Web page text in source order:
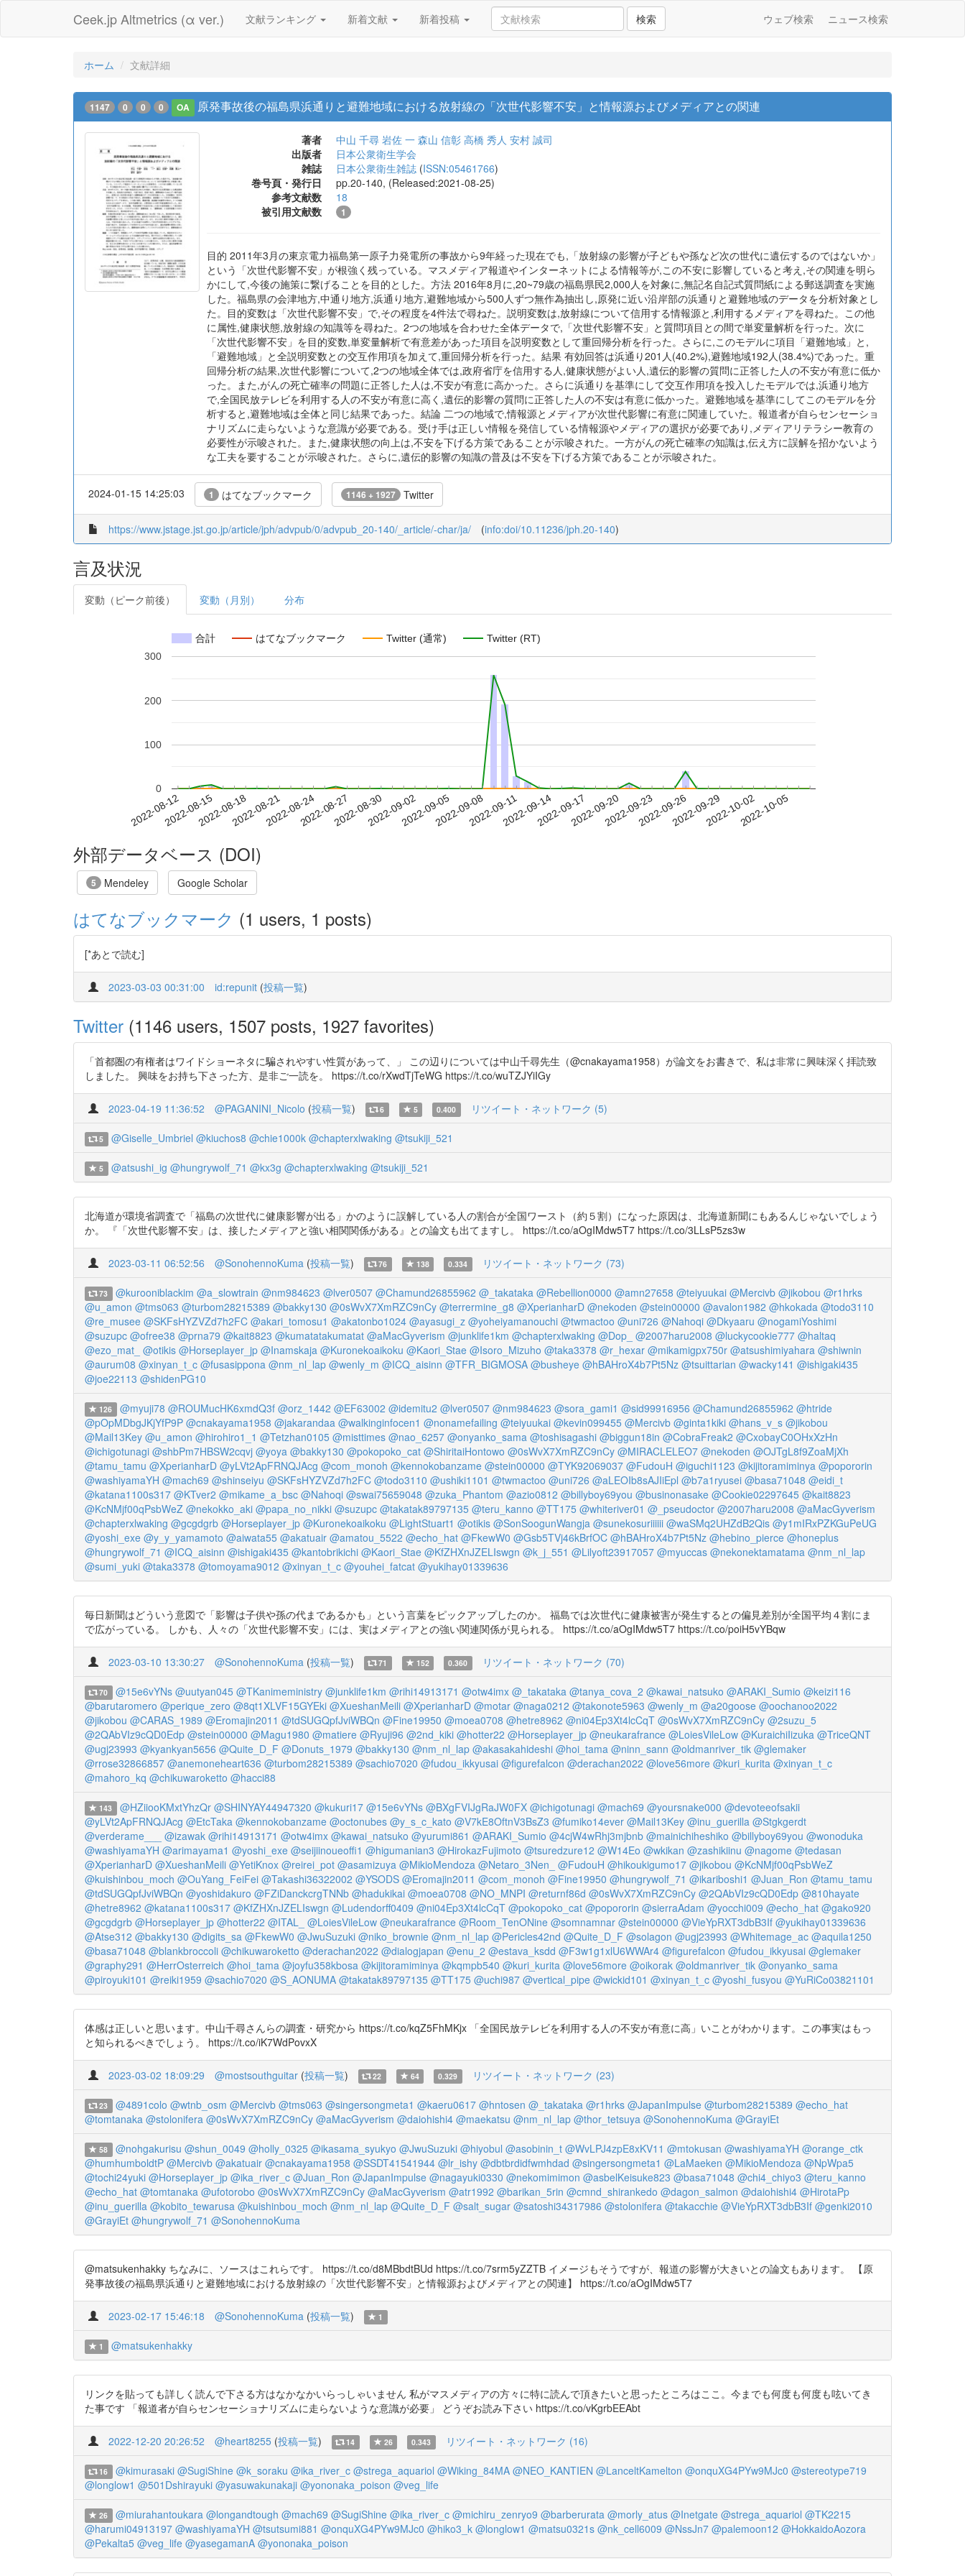
Ceek.jp Altmetrics (α ver.) 文献ランキング 新着文献 新着投稿 検索 ウェブ検索 ニュース検索
ホーム 文献詳細
1147 0 0 0 OA 原発事故後の福島県浜通りと避難地域における放射線の「次世代影響不安」と情報源およびメディアとの関連
著者 中山 千尋 岩佐 一 森山 信彰 高橋 秀人 安村 誠司
出版者
日本公衆衛生学会
雑誌
日本公衆衛生雑誌 (ISSN:05461766)
巻号頁・発行日
pp.20-140, (Released:2021-08-25)
参考文献数
18
被引用文献数
1
目的 2011年3月の東京電力福島第一原子力発電所の事故から9年経った現在でも,「放射線の影響が子どもや孫など次の世代に遺伝するのではないか」
という「次世代影響不安」が根強く残っている。マスメディア報道やインターネットによる情報等が,この不安に影響していると考え,その関連を明ら
かにして,今後の施策に繋げることを目的とした。方法 2016年8月に,20~79歳の福島県民2,000人を対象に,無記名自記式質問紙による郵送調査を実施
した。福島県の会津地方,中通り地方,浜通り地方,避難地域から500人ずつ無作為抽出し,原発に近い沿岸部の浜通りと避難地域のデータを分析対象とし
た。目的変数は「次世代影響不安」で,その程度を4件法で尋ねた。説明変数は,放射線について信用する情報源と,利用するメディアを尋ねた。この他
に属性,健康状態,放射線の知識等を尋ねた。2つの地域を合わせた全体データで,「次世代影響不安」と質問項目との間で単変量解析を行った。次に
「次世代影響不安」を目的変数,単変量解析で有意差があった項目を説明変数として重回帰分析を行った。さらに,このモデルに項目「避難地域」と,
「避難地域」と全説明変数との交互作用項を加えて,重回帰分析を行った。結果 有効回答は浜通り201人(40.2%),避難地域192人(38.4%)であった。重
回帰分析の結果,次世代影響について,2つの地域全体では,政府省庁を信用する人,健康状態がよい人,遺伝的影響の質問に正答した人の不安が有意に低か
った。また,がんの死亡確率の問題に正答した人は,不安が有意に高かった。さらに浜通りを基準にして交互作用項を投入したモデルでは,浜通り地方
で,全国民放テレビを利用する人の不安が有意に高く,遺伝的影響の質問に正答した人の不安は有意に低かった。避難地域を基準にしてこのモデルを分
析すると,避難地域は全体と同じ結果であった。結論 二つの地域で,情報源とメディアが次世代影響に有意に関連していた。報道者が自らセンセーショ
ナリズムに走らないような意識が必要である。受け手は正しい情報を発信している情報源やメディアの選択が必要であり,メディアリテラシー教育の
必要性が示唆された。また,健康状態の向上は,不安を下げる方策であることが示唆された。一方がんの死亡確率の知識は,伝え方に誤解を招かないよう
な工夫を要することが示唆された。さらに,遺伝的影響の知識の普及は不安を下げる方策であることが示唆された。
2024-01-15 14:25:03 1 はてなブックマーク 1146 + 1927 Twitter
https://www.jstage.jst.go.jp/article/jph/advpub/0/advpub_20-140/_article/-char/ja/ (info:doi/10.11236/jph.20-140)
言及状況
変動（ピーク前後） 変動（月別） 分布
合計 はてなブックマーク Twitter (通常) Twitter (RT)
2022-08-122022-08-152022-08-182022-08-212022-08-242022-08-272022-08-302022-09-022022-09-052022-09-082022-09-112022-09-142022-09-172022-09-202022-09-232022-09-262022-09-292022-10-022022-10-05
0
100
200
300
外部データベース (DOI)
5 Mendeley Google Scholar
はてなブックマーク (1 users, 1 posts)
[*あとで読む]
2023-03-03 00:31:00 id:repunit (投稿一覧)
Twitter (1146 users, 1507 posts, 1927 favorites)
「首都圏の有権者はワイドショーネタに騙されやすい性質があって、」 この辺りについては中山千尋先生（@cnakayama1958）が論文をお書きで、私は非常に興味深く拝読致
しました。 興味をお持ち下さった方、是非ご一読を。 https://t.co/rXwdTjTeWG https://t.co/wuTZJYiIGy
2023-04-19 11:36:52 @PAGANINI_Nicolo (投稿一覧) 6 5 0.400 リツイート・ネットワーク (5)
5 @Giselle_Umbriel @kiuchos8 @chie1000k @chapterxlwaking @tsukiji_521
5 @atsushi_ig @hungrywolf_71 @kx3g @chapterxlwaking @tsukiji_521
北海道が環境省調査で「福島の次世代に健康影響が出る」かのように誤解している人の割合が全国ワースト（約５割）になった原因は、北海道新聞にもあるんじゃないでしょう
か。 『「次世代影響不安」は、接したメディアと強い相関関係がある』との論文も出てますし。 https://t.co/aOgIMdw5T7 https://t.co/3LLsP5zs3w
2023-03-11 06:52:56 @SonohennoKuma (投稿一覧) 76 138 0.334 リツイート・ネットワーク (73)
73 @kurooniblackim @a_slowtrain @nm984623 @lver0507 @Chamund26855962 @_takataka @Rebellion0000 @amn27658 @teiyuukai @Mercivb @jikobou @r1hrks
@u_amon @tms063 @turbom28215389 @bakky130 @0sWvX7XmRZC9nCy @terrermine_g8 @XperianharD @nekoden @stein00000 @avalon1982 @hkokada @todo3110
@re_musee @SKFsHYZVZd7h2FC @akari_tomosu1 @akatonbo1024 @ayasugi_z @yoheiyamanouchi @twmactoo @uni726 @Nahoqi @Dkyaaru @nogamiYoshimi
@suzupc @ofree38 @prna79 @kait8823 @kumatatakumatat @aMacGyverism @junklife1km @chapterxlwaking @Dop_ @2007haru2008 @luckycookie777 @haltaq
@ezo_mat_ @otikis @Horseplayer_jp @Inamskaja @Kuronekoaikoku @Kaori_Stae @Isoro_Mizuho @taka3378 @r_hexar @mikamigpx750r @atsushimiyahara @shiwnin
@aurum08 @xinyan_t_c @fusasippona @nm_nl_lap @wenly_m @ICQ_aisinn @TFR_BIGMOSA @busheye @hBAHroX4b7Pt5Nz @tsuittarian @wacky141 @ishigaki435
@joe22113 @shidenPG10
126 @myuji78 @ROUMucHK6xmdQ3f @orz_1442 @EF63002 @idemitu2 @lver0507 @nm984623 @sora_gami1 @sid99916956 @Chamund26855962 @htride
@pOpMDbgJKjYfP9P @cnakayama1958 @jakarandaa @walkinginfocen1 @nonamefailing @teiyuukai @kevin099455 @Mercivb @ginta1kiki @hans_v_s @jikobou
@Mail13Key @u_amon @hirohiro1_1 @Tetzhan0105 @misttimes @nao_6257 @onyanko_sama @toshisagashi @biggun18in @CobraFreak2 @CxobayC0OHxXzHn
@ichigotunagi @shbPm7HBSW2cqvj @yoya @bakky130 @pokopoko_cat @ShiritaiHontowo @0sWvX7XmRZC9nCy @MIRACLELEO7 @nekoden @OJTgL8f9ZoaMjXh
@tamu_tamu @XperianharD @yLVt2ApFRNQJAcg @com_monoh @kennokobanzame @stein00000 @TYK92069037 @FudouH @iguchi1123 @kijitoramiminya @popororin
@washiyamaYH @mach69 @shinseiyu @SKFsHYZVZd7h2FC @todo3110 @ushiki1101 @twmactoo @uni726 @aLEOIb8sAJIiEpl @b7a1ryusei @basa71048 @eidi_t
@katana1100s317 @KTver2 @mikame_a_bsc @Nahoqi @swai75659048 @zuka_Phantom @azio0812 @billyboy69you @businonasake @Cookie02297645 @kait8823
@KcNMjf00qPsbWeZ @nekokko_aki @papa_no_nikki @suzupc @takatak89797135 @teru_kanno @TT175 @whiteriver01 @_pseudoctor @2007haru2008 @aMacGyverism
@chapterxlwaking @gcgdgrb @Horseplayer_jp @Kuronekoaikoku @LightStuart1 @otikis @SonSoogunWangja @sunekosuriiiiii @waSMq2UHZdB2Qis @y1mIRxPZKGuPeUG
@yoshi_exe @y_y_yamamoto @aiwata55 @akatuair @amatou_5522 @echo_hat @FkewW0 @Gsb5TVj46kBrfOC @hBAHroX4b7Pt5Nz @hebino_pierce @honeplus
@hungrywolf_71 @ICQ_aisinn @ishigaki435 @kantobrikichi @Kaori_Stae @KfZHXnJZELIswgn @k_j_551 @Lilyoft23917057 @myuccas @nekonektamatama @nm_nl_lap
@sumi_yuki @taka3378 @tomoyama9012 @xinyan_t_c @youhei_fatcat @yukihay01339636
毎日新聞はどういう意図で「影響は子供や孫の代まであるかも」という言葉をピックアップしたのか。 福島では次世代に健康被害が発生するとの偏見差別が全国平均４割にま
で広がっている。 しかも、人々の「次世代影響不安」には、実はメディアとの強い関連関係が見られる。 https://t.co/aOgIMdw5T7 https://t.co/poiH5vYBqw
2023-03-10 13:30:27 @SonohennoKuma (投稿一覧) 71 152 0.360 リツイート・ネットワーク (70)
70 @15e6vYNs @uutyan045 @TKanimeministry @junklife1km @rihi14913171 @otw4imx @_takataka @tanya_cova_2 @kawai_natsuko @ARAKI_Sumio @keizi116
@barutaromero @perique_zero @8qt1XLVF15GYEki @XueshanMeili @XperianharD @motar @naga0212 @takonote5963 @wenly_m @a20goose @oochanoo2022
@jikobou @CARAS_1989 @Eromajin2011 @tdSUGQpfJviWBQn @Fine19950 @moea0708 @hetre8962 @ni04Ep3Xt4lcCqT @0sWvX7XmRZC9nCy @2suzu_5
@2QAbVIz9cQD0Edp @stein00000 @Magu1980 @matiere @Ryuji96 @2nd_kiki @hotter22 @Horseplayer_jp @neukarafrance @LoiesVileLow @KuraichiIizuka @TriceQNT
@ugj23993 @kyankyan5656 @Quite_D_F @Donuts_1979 @bakky130 @nm_nl_lap @akasakahideshi @hoi_tama @ninn_sann @oldmanriver_tik @glemaker
@rrose32866857 @anemoneheart636 @turbom28215389 @sachio7020 @fudou_ikkyusai @figurefalcon @derachan2022 @love56more @kuri_kurita @xinyan_t_c
@mahoro_kq @chikuwaroketto @hacci88
143 @HZiiooKMxtYhzQr @SHINYAY44947320 @kukuri17 @15e6vYNs @BXgFVIJgRaJW0FX @ichigotunagi @mach69 @yoursnake000 @devoteeofsakii
@yLVt2ApFRNQJAcg @EtcTaka @kennokobanzame @octonubes @y_s_c_kato @V7kE8OftnV3BsZ3 @fumiko14ever @Mail13Key @inu_guerilla @Stgkgerdt
@verderame___
@izawak @rihi14913171 @otw4imx @kawai_natsuko @yurumi861 @ARAKI_Sumio @4cjW4wRhj3mjbnb @mainichiheshiko @billyboy69you @wonoduka
@washiyamaYH @arimayama1 @yoshi_exe @seijiinoueoffi1 @higumanian3 @HirokazFujimoto @tsuredzure12 @W14Eo @wkikan @zashikiinu @nagome @tedasan
@XperianharD @XueshanMeili @YetiKnox @reirei_pot @asamizuya @MikioMendoza @Netaro_3Nen_ @FudouH @hikoukigumo17 @jikobou @KcNMjf00qPsbWeZ
@kuishinbou_moch @OuYang_FeiFei @Takashi36322002 @YSODS @Eromajin2011 @com_monoh @Fine19950 @hungrywolf_71 @ikariboshi1 @Juan_Ron @tamu_tamu
@tdSUGQpfJviWBQn @yoshidakuro @FZiDanckcrgTNNb @hadukikai @moea0708 @NO_MNPI @returnf86d @0sWvX7XmRZC9nCy @2QAbVIz9cQD0Edp @810hayate
@hetre8962 @katana1100s317 @KfZHXnJZELIswgn @Ludendorff0409 @ni04Ep3Xt4lcCqT @pokopoko_cat @popororin @sierraAdam @yocchi009 @echo_hat @gako920
@gcgdgrb @Horseplayer_jp @hotter22 @ITAL_ @LoiesVileLow @neukarafrance @Room_TenONine @somnamnar @stein00000 @VieYpRXT3dbB3If @yukihay01339636
@Atse312 @bakky130 @digits_sa @FkewW0 @JwuSuzuki @niko_brownie @nm_nl_lap @Pericles42nd @Quite_D_F @solagon @ugj23993 @Whitemage_ac @aquila1250
@basa71048 @blankbroccoli @chikuwaroketto @derachan2022 @dialogjapan @enu_2 @estava_ksdd @F3w1g1xlU6WWAr4 @figurefalcon @fudou_ikkyusai @glemaker
@graphy291 @HerrOsterreich @hoi_tama @joyfu358kbosa @kijitoramiminya @kqmpb540 @kuri_kurita @love56more @oikorak @oldmanriver_tik @onyanko_sama
@piroyuki101 @reiki1959 @sachio7020 @S_AONUMA @takatak89797135 @TT175 @uchi987 @vertical_pipe @wickid101 @xinyan_t_c @yoshi_fusyou @YuRiCo03821101
体感は正しいと思います。中山千尋さんらの調査・研究から https://t.co/kqZ5FhMKjx 「全国民放テレビを利用する人の不安が有意に高」いことがわかります。この事実はもっ
と知られるべきでしょう。 https://t.co/iK7WdPovxX
2023-03-02 18:09:29 @mostsouthguitar (投稿一覧) 22 64 0.329 リツイート・ネットワーク (23)
23 @4891colo @wtnb_osm @Mercivb @tms063 @singersongmeta1 @kaeru0617 @hntosen @_takataka @r1hrks @JapanImpulse @turbom28215389 @echo_hat
@tomtanaka @stolonifera @0sWvX7XmRZC9nCy @aMacGyverism @daiohishi4 @maekatsu @nm_nl_lap @thor_tetsuya @SonohennoKuma @GrayiEt
58 @nohgakurisu @shun_0049 @holly_0325 @ikasama_syukyo @JwuSuzuki @hiyobul @asobinin_t @WvLPJ4zpE8xKV11 @mtokusan @washiyamaYH @orange_ctk
@humhumboldtP @Mercivb @akatuair @cnakayama1958 @SSDT41541944 @lr_ishy @dbtbrdidfwmhdad @singersongmeta1 @LaMaeken @MikioMendoza @NpWpa5
@tochi24yuki @Horseplayer_jp @ika_river_c @Juan_Ron @JapanImpulse @nagayuki0330 @nekomimimon @asbelKeisuke823 @basa71048 @chi4_chiyo3 @teru_kanno
@echo_hat @tomtanaka @ufotorobo @0sWvX7XmRZC9nCy @aMacGyverism @atr1992 @barikan_5rin @cmnd_shirankedo @dagon_salmon @daiohishi4 @HirotaPp
@inu_guerilla @kobito_tewarusa @kuishinbou_moch @nm_nl_lap @Quite_D_F @salt_sugar @satoshi34317986 @stolonifera @takacchie @VieYpRXT3dbB3If @genki2010
@GrayiEt @hungrywolf_71 @SonohennoKuma
@matsukenhakky ちなみに、ソースはこれらです。 https://t.co/d8MBbdtBUd https://t.co/7srm5yZZTB イメージもそうですが、報道の影響が大きいとの論文もあります。 【原
発事故後の福島県浜通りと避難地域における放射線の「次世代影響不安」と情報源およびメディアとの関連】 https://t.co/aOgIMdw5T7
2023-02-17 15:46:18 @SonohennoKuma (投稿一覧) 1
1 @matsukenhakky
リンクを貼っても詳しく読んで下さる方はなかなかいらっしゃいません 私がマスメディアの方々に特に読んで頂きたいと思ったところはここ。今までも何度も何度も呟いてき
た事です 「報道者が自らセンセーショナリズムに走らないような意識が必要」 どうぞお読み下さい https://t.co/vKgrbEEAbt
2022-12-20 20:26:52 @heart8255 (投稿一覧) 14 26 0.343 リツイート・ネットワーク (16)
16 @kimurasaki @SugiShine @k_soraku @ika_river_c @strega_aquariol @Wiking_84MA @NEO_KANTIEN @LanceltKamelton @onquXG4PYw9MJc0 @stereotype719
@longlow1 @501Dshirayuki @yasuwakunakaji @yononaka_poison @veg_life
26 @miurahantoukara @longandtough @mach69 @SugiShine @ika_river_c @michiru_zenryo9 @barberurata @morly_atus @Inetgate @strega_aquariol @TK2215
@harumi04913197 @washiyamaYH @tsutsumi881 @onquXG4PYw9MJc0 @hiko3_k @longlow1 @matsu0321s @nk_cell6009 @NssJn7 @palemoon12 @HokkaidoAozora
@Pekalta5 @veg_life @yasegamanA @yononaka_poison